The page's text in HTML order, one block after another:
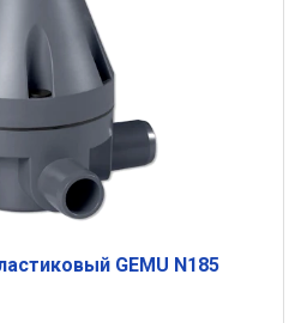
GEMU N185